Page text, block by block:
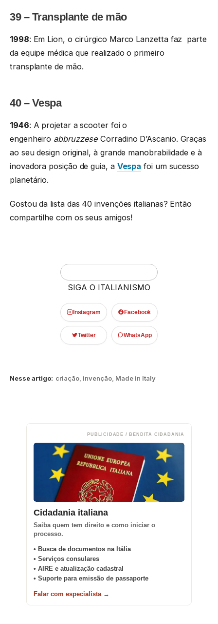
39 – Transplante de mão
1998: Em Lion, o cirúrgico Marco Lanzetta faz parte
da equipe médica que realizado o primeiro
transplante de mão.
40 – Vespa
1946: A projetar a scooter foi o
engenheiro abbruzzese Corradino D’Ascanio. Graças
ao seu design original, à grande manobrabilidade e à
inovadora posição de guia, a Vespa foi um sucesso
planetário.
Gostou da lista das 40 invenções italianas? Então
compartilhe com os seus amigos!
SIGA O ITALIANISMO
Instagram Facebook
Twitter WhatsApp
Nesse artigo: criação invenção Made in Italy
PUBLICIDADE / BENDITA CIDADANIA
Cidadania italiana
Saiba quem tem direito e como iniciar o
processo.
• Busca de documentos na Itália
• Serviços consulares
• AIRE e atualização cadastral
• Suporte para emissão de passaporte
Falar com especialista →